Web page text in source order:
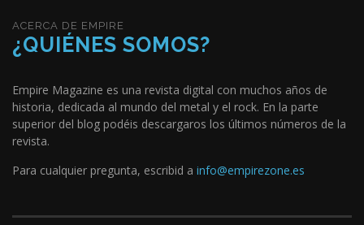
ACERCA DE EMPIRE
¿QUIÉNES SOMOS?
Empire Magazine es una revista digital con muchos años de
historia, dedicada al mundo del metal y el rock. En la parte
superior del blog podéis descargaros los últimos números de la
revista.
Para cualquier pregunta, escribid a info@empirezone.es